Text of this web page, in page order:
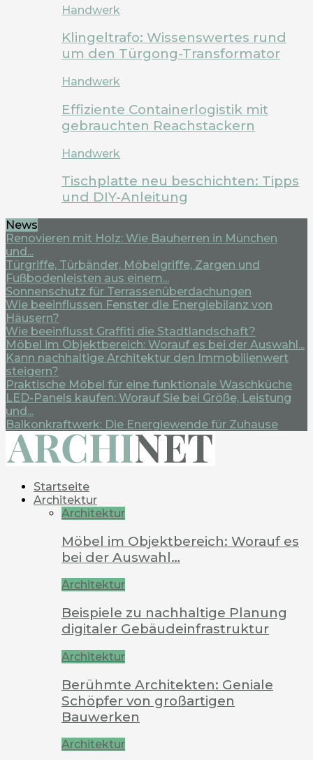
Handwerk
Klingeltrafo: Wissenswertes rund
um den Türgong-Transformator
Handwerk
Effiziente Containerlogistik mit
gebrauchten Reachstackern
Handwerk
Tischplatte neu beschichten: Tipps
und DIY-Anleitung
News
Renovieren mit Holz: Wie Bauherren in München
und...
Türgriffe, Türbänder, Möbelgriffe, Zargen und
Fußbodenleisten aus einem...
Sonnenschutz für Terrassenüberdachungen
Wie beeinflussen Fenster die Energiebilanz von
Häusern?
Wie beeinflusst Graffiti die Stadtlandschaft?
Möbel im Objektbereich: Worauf es bei der Auswahl...
Kann nachhaltige Architektur den Immobilienwert
steigern?
Praktische Möbel für eine funktionale Waschküche
LED-Panels kaufen: Worauf Sie bei Größe, Leistung
und...
Balkonkraftwerk: Die Energiewende für Zuhause
Startseite
Architektur
Architektur
Möbel im Objektbereich: Worauf es
bei der Auswahl…
Architektur
Beispiele zu nachhaltige Planung
digitaler Gebäudeinfrastruktur
Architektur
Berühmte Architekten: Geniale
Schöpfer von großartigen
Bauwerken
Architektur